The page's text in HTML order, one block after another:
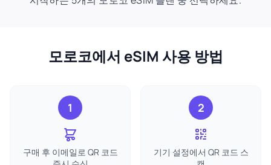
모로코에서 eSIM 사용 방법
1
구매 후 이메일로 QR 코드
2
기기 설정에서 QR 코드 스